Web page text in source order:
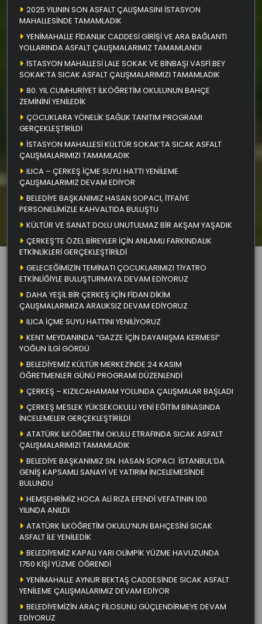
2025 YILININ SON ASFALT ÇALIŞMASINI İSTASYON
MAHALLESİNDE TAMAMLADIK
YENİMAHALLE FİDANLIK CADDESİ GİRİŞİ VE ARA BAĞLANTI
YOLLARINDA ASFALT ÇALIŞMALARIMIZ TAMAMLANDI
İSTASYON MAHALLESİ LALE SOKAK VE BİNBAŞI VASFİ BEY
SOKAK’TA SICAK ASFALT ÇALIŞMALARIMIZI TAMAMLADIK
80. YIL CUMHURİYET İLKÖĞRETİM OKULUNUN BAHÇE
ZEMİNİNİ YENİLEDİK
ÇOCUKLARA YÖNELİK SAĞLIK TANITIM PROGRAMI
GERÇEKLEŞTİRİLDİ
İSTASYON MAHALLESİ KÜLTÜR SOKAK’TA SICAK ASFALT
ÇALIŞMALARIMIZI TAMAMLADIK
ILICA – ÇERKEŞ İÇME SUYU HATTI YENİLEME
ÇALIŞMALARIMIZ DEVAM EDİYOR
BELEDİYE BAŞKANIMIZ HASAN SOPACI, İTFAİYE
PERSONELİMİZLE KAHVALTIDA BULUŞTU
KÜLTÜR VE SANAT DOLU UNUTULMAZ BİR AKŞAM YAŞADIK
ÇERKEŞ’TE ÖZEL BİREYLER İÇİN ANLAMLI FARKINDALIK
ETKİNLİKLERİ GERÇEKLEŞTİRİLDİ
GELECEĞİMİZİN TEMİNATI ÇOCUKLARIMIZI TİYATRO
ETKİNLİĞİYLE BULUŞTURMAYA DEVAM EDİYORUZ
DAHA YEŞİL BİR ÇERKEŞ İÇİN FİDAN DİKİM
ÇALIŞMALARIMIZA ARALIKSIZ DEVAM EDİYORUZ
ILICA İÇME SUYU HATTINI YENİLİYORUZ
KENT MEYDANINDA “GAZZE İÇİN DAYANIŞMA KERMESİ”
YOĞUN İLGİ GÖRDÜ
BELEDİYEMİZ KÜLTÜR MERKEZİNDE 24 KASIM
ÖĞRETMENLER GÜNÜ PROGRAMI DÜZENLENDİ
ÇERKEŞ – KIZILCAHAMAM YOLUNDA ÇALIŞMALAR BAŞLADI
ÇERKEŞ MESLEK YÜKSEKOKULU YENİ EĞİTİM BİNASINDA
İNCELEMELER GERÇEKLEŞTİRİLDİ
ATATÜRK İLKÖĞRETİM OKULU ETRAFINDA SICAK ASFALT
ÇALIŞMALARIMIZI TAMAMLADIK
BELEDİYE BAŞKANIMIZ SN. HASAN SOPACI İSTANBUL’DA
GENİŞ KAPSAMLI SANAYİ VE YATIRIM İNCELEMESİNDE
BULUNDU
HEMŞEHRİMİZ HOCA ALİ RIZA EFENDİ VEFATININ 100.
YILINDA ANILDI
ATATÜRK İLKÖĞRETİM OKULU’NUN BAHÇESİNİ SICAK
ASFALT İLE YENİLEDİK
BELEDİYEMİZ KAPALI YARI OLİMPİK YÜZME HAVUZUNDA
1750 KİŞİ YÜZME ÖĞRENDİ
YENİMAHALLE AYNUR BEKTAŞ CADDESİNDE SICAK ASFALT
YENİLEME ÇALIŞMALARIMIZ DEVAM EDİYOR
BELEDİYEMİZİN ARAÇ FİLOSUNU GÜÇLENDİRMEYE DEVAM
EDİYORUZ